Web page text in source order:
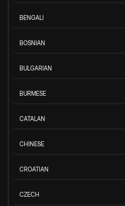
BENGALI
BOSNIAN
BULGARIAN
BURMESE
CATALAN
CHINESE
CROATIAN
CZECH